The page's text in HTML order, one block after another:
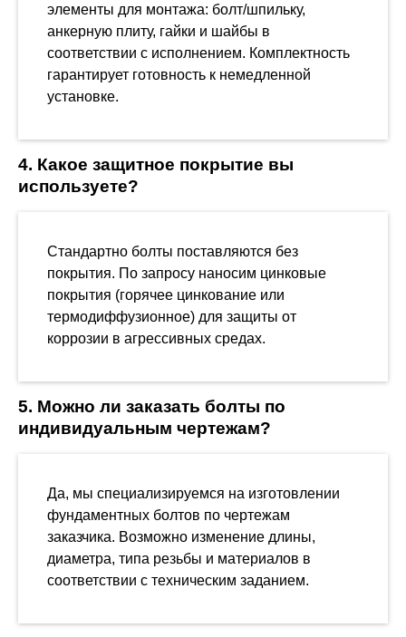
элементы для монтажа: болт/шпильку,
анкерную плиту, гайки и шайбы в
соответствии с исполнением. Комплектность
гарантирует готовность к немедленной
установке.
4. Какое защитное покрытие вы
используете?
Стандартно болты поставляются без
покрытия. По запросу наносим цинковые
покрытия (горячее цинкование или
термодиффузионное) для защиты от
коррозии в агрессивных средах.
5. Можно ли заказать болты по
индивидуальным чертежам?
Да, мы специализируемся на изготовлении
фундаментных болтов по чертежам
заказчика. Возможно изменение длины,
диаметра, типа резьбы и материалов в
соответствии с техническим заданием.